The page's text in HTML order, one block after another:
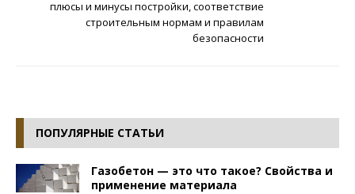
плюсы и минусы постройки, соответствие
строительным нормам и правилам
безопасности
ПОПУЛЯРНЫЕ СТАТЬИ
Газобетон — это что такое? Свойства и
применение материала